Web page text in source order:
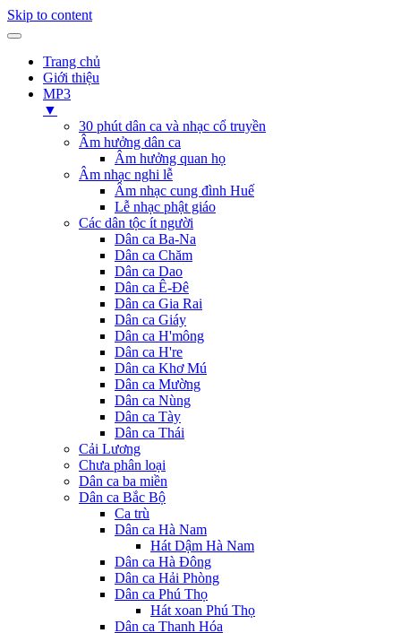
Skip to content
Trang chủ
Giới thiệu
MP3
▼
30 phút dân ca và nhạc cổ truyền
Âm hưởng dân ca
Âm hưởng quan họ
Âm nhạc nghi lễ
Âm nhạc cung đình Huế
Lễ nhạc phật giáo
Các dân tộc ít người
Dân ca Ba-Na
Dân ca Chăm
Dân ca Dao
Dân ca Ê-Đê
Dân ca Gia Rai
Dân ca Giáy
Dân ca H'mông
Dân ca H're
Dân ca Khơ Mú
Dân ca Mường
Dân ca Nùng
Dân ca Tày
Dân ca Thái
Cải Lương
Chưa phân loại
Dân ca ba miền
Dân ca Bắc Bộ
Ca trù
Dân ca Hà Nam
Hát Dậm Hà Nam
Dân ca Hà Đông
Dân ca Hải Phòng
Dân ca Phú Thọ
Hát xoan Phú Thọ
Dân ca Thanh Hóa